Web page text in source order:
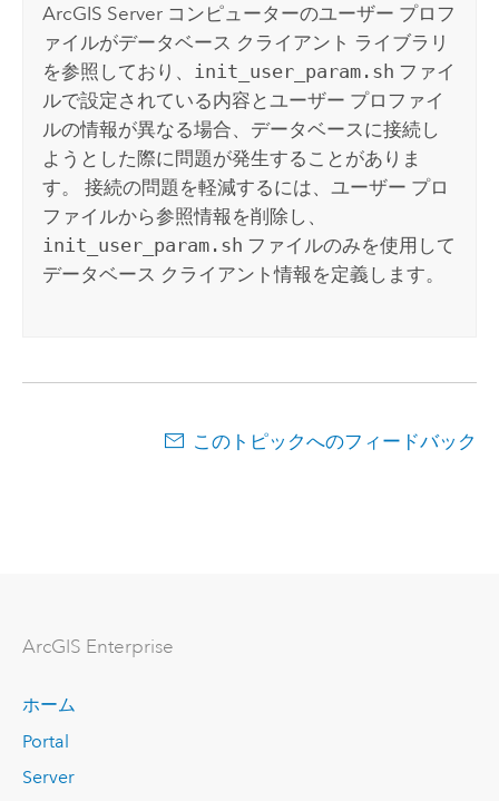
ArcGIS Server コンピューターのユーザー プロフ
ァイルがデータベース クライアント ライブラリ
を参照しており、 init_user_param.sh ファイ
ルで設定されている内容とユーザー プロファイ
ルの情報が異なる場合、データベースに接続し
ようとした際に問題が発生することがありま
す。 接続の問題を軽減するには、ユーザー プロ
ファイルから参照情報を削除し、
init_user_param.sh ファイルのみを使用して
データベース クライアント情報を定義します。
このトピックへのフィードバック
ArcGIS Enterprise
ホーム
Portal
Server